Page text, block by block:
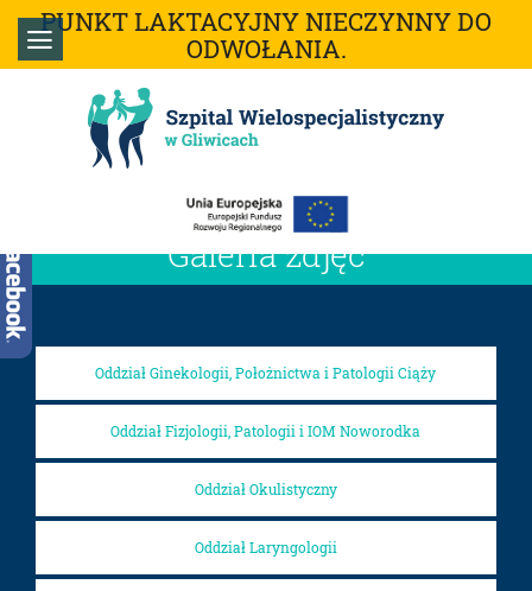
PUNKT LAKTACYJNY NIECZYNNY DO
ODWOŁANIA.
Galeria zdjęć
Oddział Ginekologii, Położnictwa i Patologii Ciąży
Oddział Fizjologii, Patologii i IOM Noworodka
Oddział Okulistyczny
Oddział Laryngologii